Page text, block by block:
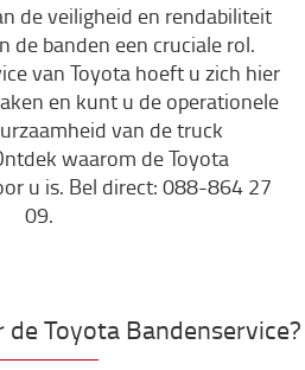
de veiligheid en rendabiliteit
de banden een cruciale rol.
van Toyota hoeft u zich hier
en kunt u de operationele
van de truck
waarom de Toyota
u is. Bel direct: 088-864 27
09.
Toyota Bandenservice?